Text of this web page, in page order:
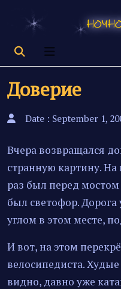
Доверие
Date : September 1,
Вчера возвращался
странную картину. На
раз был перед
был светофор.
углом в этом месте,
И вот, на этом
велосипедиста.
видно, давно уже